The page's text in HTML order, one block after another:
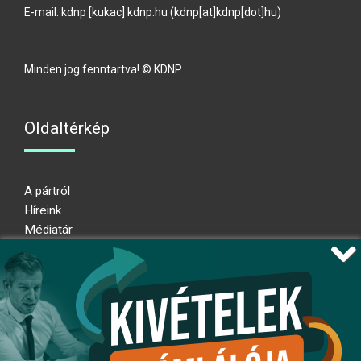
E-mail: kdnp [kukac] kdnp.hu (kdnp[at]kdnp[dot]hu)
Minden jog fenntartva! © KDNP
Oldaltérkép
A pártról
Híreink
Médiatár
Adatkezelési nyilatkozat
Átláthatósági nyilatkozat
Ugrás az oldal tetejére
Kövessen minket!